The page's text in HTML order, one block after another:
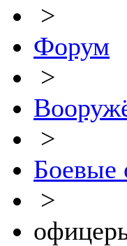
>
Форум
>
>
Боевые
>